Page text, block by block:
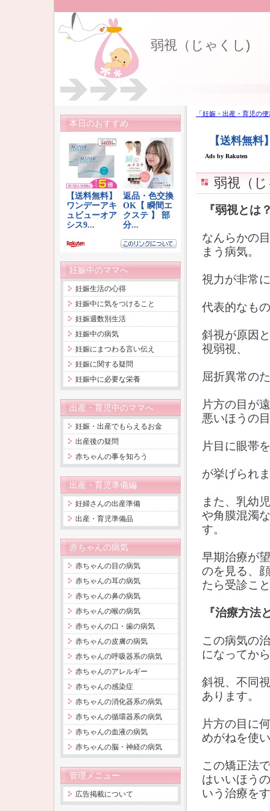
弱視（じゃくし)
「妊娠・出産・育児の
弱視（
『弱視とは
なんらかの
まう病気。
視力が非常
代表的なも
斜視が原因
視弱視、
屈折異常の
片方の目が
悪いほうの
片目に眼帯
が挙げられ
また、乳幼
や角膜混濁
す。
早期治療が
のを見る、
たら受診こ
『治療方法
この病気の
になってか
斜視、不同
あります。
片方の目に
めがねを使
この矯正法
はいいほう
いう治療を
本日のおすすめ
妊娠中のママへ
妊娠生活の心得
妊娠中に気をつけること
妊娠週数別生活
妊娠中の病気
妊娠にまつわる言い伝え
妊娠に関する疑問
妊娠中に必要な栄養
出産・育児中のママへ
妊娠・出産でもらえるお金
出産後の疑問
赤ちゃんの事を知ろう
出産・育児準備編
妊婦さんの出産準備
出産・育児準備品
赤ちゃんの病気
赤ちゃんの目の病気
赤ちゃんの耳の病気
赤ちゃんの鼻の病気
赤ちゃんの喉の病気
赤ちゃんの口・歯の病気
赤ちゃんの皮膚の病気
赤ちゃんの呼吸器系の病気
赤ちゃんのアレルギー
赤ちゃんの感染症
赤ちゃんの消化器系の病気
赤ちゃんの循環器系の病気
赤ちゃんの血液の病気
赤ちゃんの脳・神経の病気
管理メニュー
広告掲載について